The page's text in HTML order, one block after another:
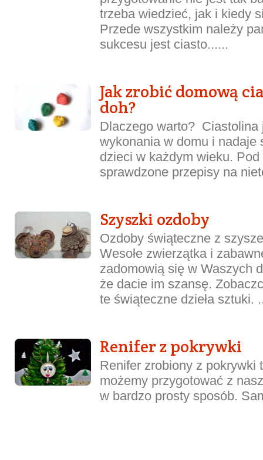
trzeba wiedzieć, jak i kiedy
Przede wszystkim należy
sukcesu jest ciasto......
Jak zrobić domową
doh?
Dlaczego warto? Ciastolina
wykonania w domu i nadaje
dzieci w każdym wieku.
sprawdzone przepisy na
Szyszki ozdoby
Ozdoby świąteczne z
Wesołe zwierzątka i
zadomowią się w Waszych
że dacie im szansę.
te świąteczne dzieła sztuki.
Renifer z pokrywki
Renifer zrobiony z pokrywki
możemy przygotować z
w bardzo prosty sposób.